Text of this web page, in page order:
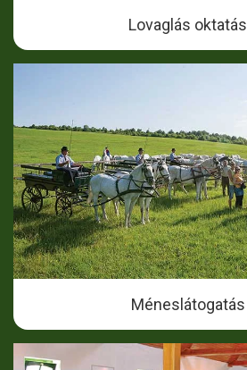
Lovaglás oktatás
Méneslátogatás